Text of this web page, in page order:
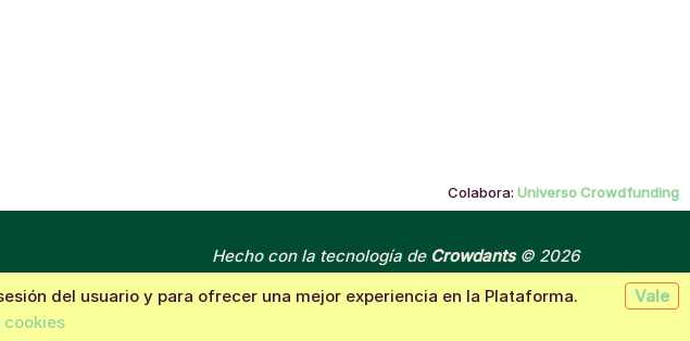
Colabora: Universo Crowdfunding
Hecho con la tecnología de Crowdants© 2026
Vale
del usuario y para ofrecer una mejor experiencia en la Plataforma.